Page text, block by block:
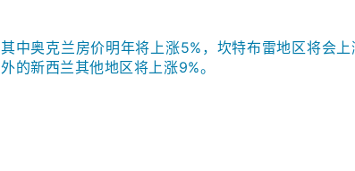
其中奥克兰房价明年将上涨5%，坎特布雷地区将会
外的新西兰其他地区将上涨9%。